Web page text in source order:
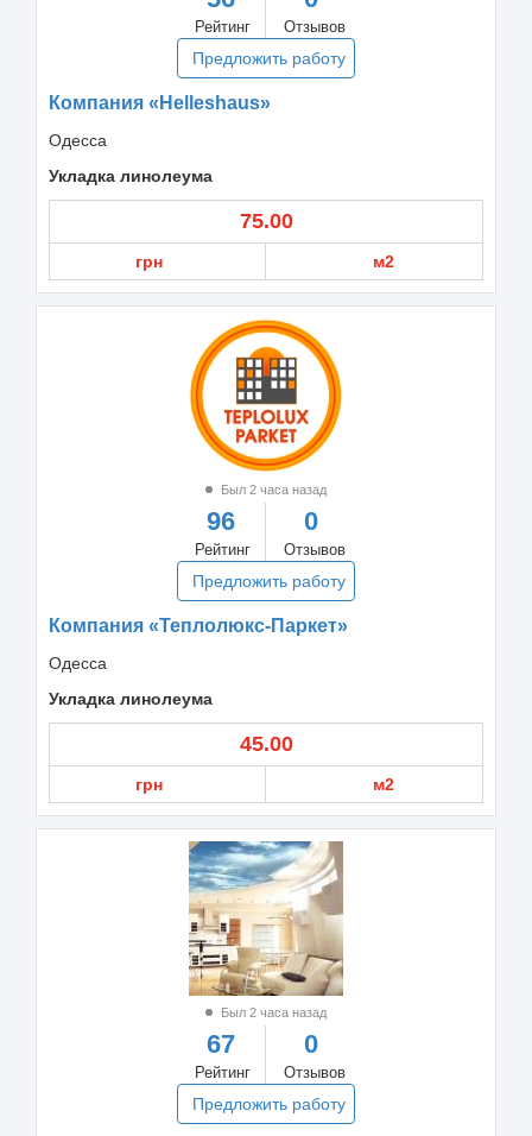
Рейтинг Отзывов
Предложить работу
Компания «Helleshaus»
Одесса
Укладка линолеума
75.00
грн м2
Был 2 часа назад
96
Рейтинг
0
Отзывов
Предложить работу
Компания «Теплолюкс-Паркет»
Одесса
Укладка линолеума
45.00
грн м2
Был 2 часа назад
67
Рейтинг
0
Отзывов
Предложить работу